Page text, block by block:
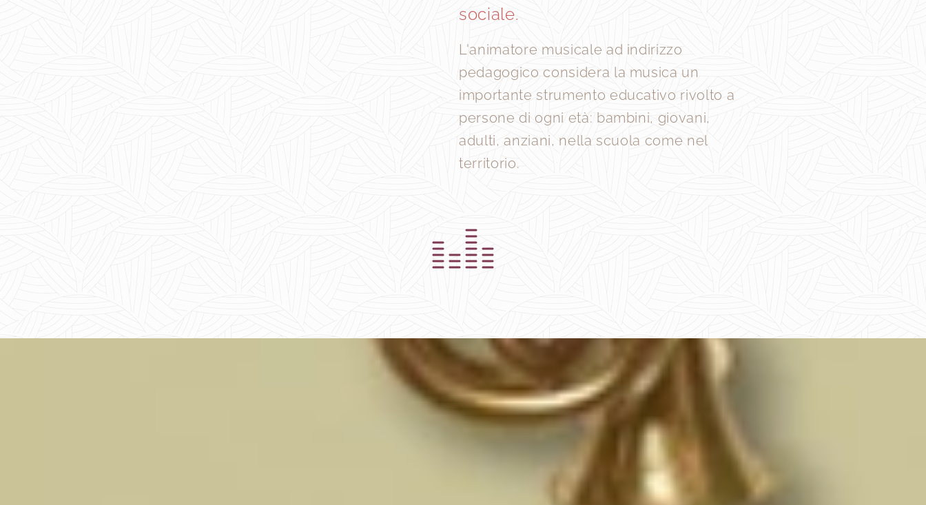
sociale.
L'animatore musicale ad indirizzo
pedagogico considera la musica un
importante strumento educativo rivolto a
persone di ogni età: bambini, giovani,
adulti, anziani, nella scuola come nel
territorio.